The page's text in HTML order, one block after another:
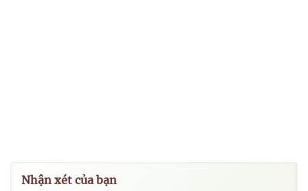
Nhận xét của bạn